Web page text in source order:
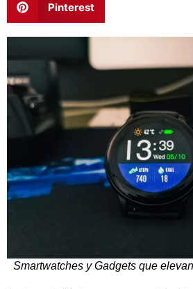
Pinterest
Smartwatches y Gadgets que